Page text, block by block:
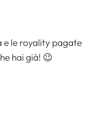
e le royality pagate
hai già! 😉
Apri il menu di navigazione